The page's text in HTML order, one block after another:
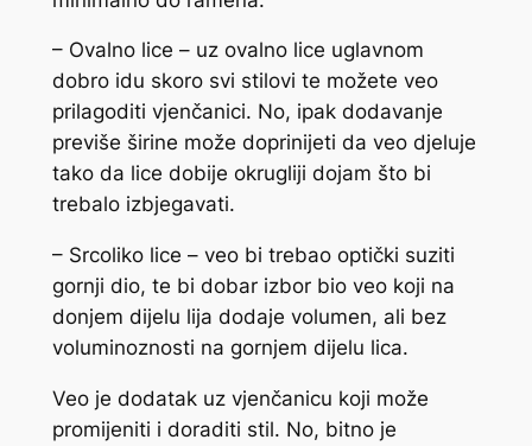
– Ovalno lice – uz ovalno lice uglavnom
dobro idu skoro svi stilovi te možete veo
prilagoditi vjenčanici. No, ipak dodavanje
previše širine može doprinijeti da veo djeluje
tako da lice dobije okrugliji dojam što bi
trebalo izbjegavati.
– Srcoliko lice – veo bi trebao optički suziti
gornji dio, te bi dobar izbor bio veo koji na
donjem dijelu lija dodaje volumen, ali bez
voluminoznosti na gornjem dijelu lica.
Veo je dodatak uz vjenčanicu koji može
promijeniti i doraditi stil. No, bitno je